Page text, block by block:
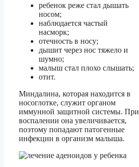
ребенок реже стал дышать
носом;
наблюдается частый
насморк;
отечность в носу;
дышит через нос тяжело и
шумно;
малыш стал плохо слышать;
отит.
Миндалина, которая находится в
носоглотке, служит органом
иммунной защитной системы. При
воспалении она увеличивается,
поэтому попадают патогенные
инфекции в организм малыша.